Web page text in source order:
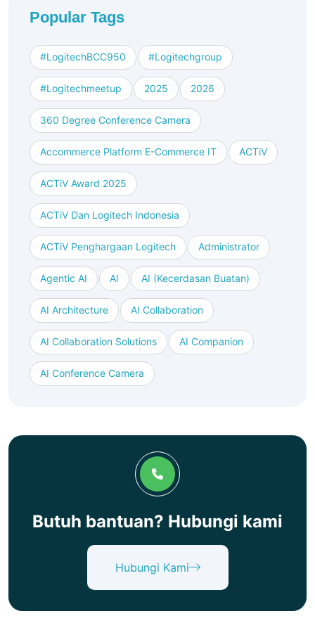
Popular Tags
#logitechBCC950 #logitechgroup
#logitechmeetup 2025 2026
360 Degree Conference Camera
Accommerce Platform E-Commerce IT ACTiV
ACTiV Award 2025
ACTiV Dan Logitech Indonesia
ACTiV Penghargaan Logitech Administrator
Agentic AI AI AI (kecerdasan Buatan)
AI Architecture AI Collaboration
AI Collaboration Solutions AI Companion
AI Conference Camera
Butuh bantuan? Hubungi kami
Hubungi Kami